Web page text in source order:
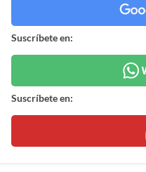
Suscríbete en:
Suscríbete en: